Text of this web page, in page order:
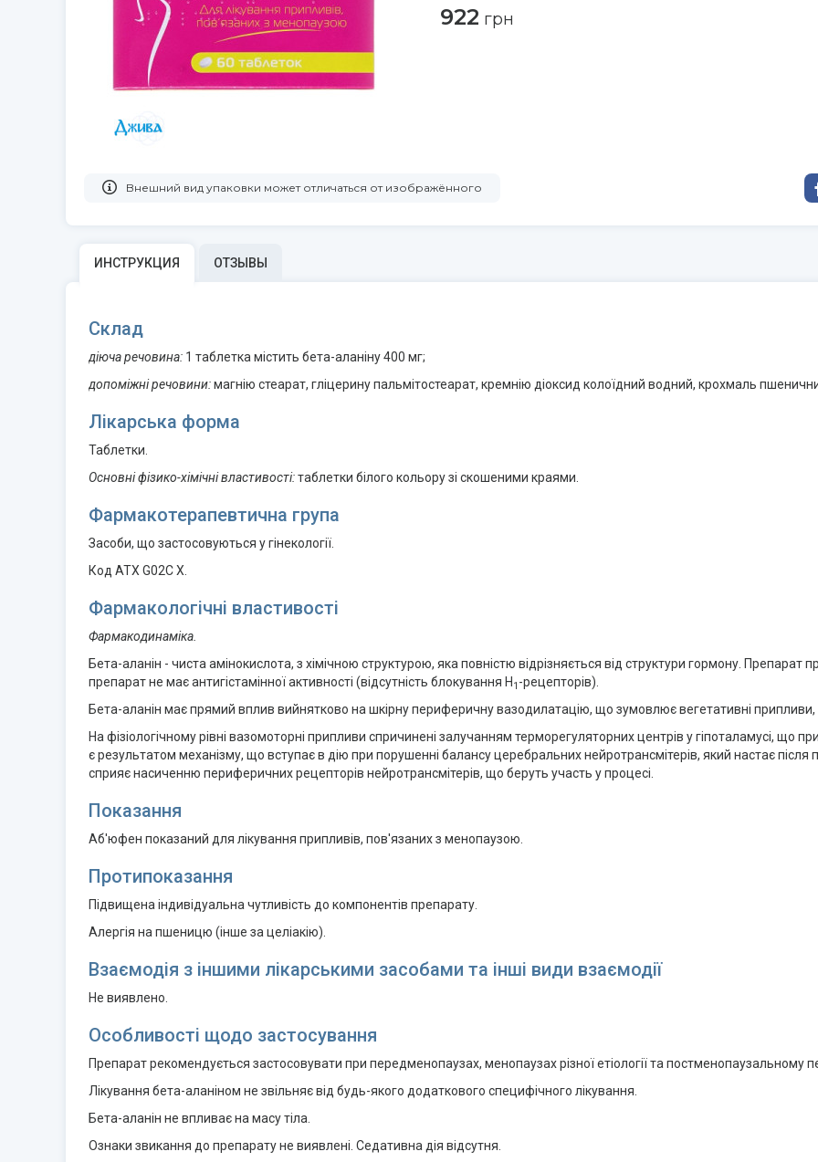
922 грн
Bнешний вид упаковки может отличаться от изображённого
ИНСТРУКЦИЯ ОТЗЫВЫ
Склад
діюча речовина: 1 таблетка містить бета-аланіну 400 мг;
допоміжні речовини:магнію стеарат, гліцерину пальмітостеарат, кремнію діоксид колоїдний водний, крохмаль
Лікарська форма
Таблетки.
Основні фізико-хімічні властивості:таблетки білого кольору зі скошеними краями.
Фармакотерапевтична група
Засоби, що застосовуються у гінекології.
Код АТХ G02С Х.
Фармакологічні властивості
Фармакодинаміка.
Бета-аланін - чиста амінокислота, з хімічною структурою, яка повністю відрізняється від структури гормону. Препарат
препарат не має антигістамінної активності (відсутність блокування Н 1 -рецепторів).
Бета-аланін має прямий вплив вийнятково на шкірну периферичну вазодилатацію, що зумовлює вегетативні припливи,
На фізіологічному рівні вазомоторні припливи спричинені залучанням терморегуляторних центрів у гіпоталамусі, що
є результатом механізму, що вступає в дію при порушенні балансу церебральних нейротрансмітерів, який настає
сприяє насиченню периферичних рецепторів нейротрансмітерів, що беруть участь у процесі.
Показання
Аб'юфен показаний для лікування припливів, пов'язаних з менопаузою.
Протипоказання
Підвищена індивідуальна чутливість до компонентів препарату.
Алергія на пшеницю (інше за целіакію).
Взаємодія з іншими лікарськими засобами та інші види взаємодії
Не виявлено.
Особливості щодо застосування
Препарат рекомендується застосовувати при передменопаузах, менопаузах різної етіології та постменопаузальному
Лікування бета-аланіном не звільняє від будь-якого додаткового специфічного лікування.
Бета-аланін не впливає на масу тіла.
Ознаки звикання до препарату не виявлені. Седативна дія відсутня.